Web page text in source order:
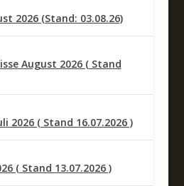
2026 (Stand: 03.08.26)
August 2026 ( Stand
2026 ( Stand 16.07.2026 )
( Stand 13.07.2026 )